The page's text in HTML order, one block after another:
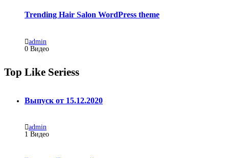
Trending Hair Salon WordPress theme
admin
0 Видео
Top Like Seriess
Выпуск от 15.12.2020
admin
1 Видео